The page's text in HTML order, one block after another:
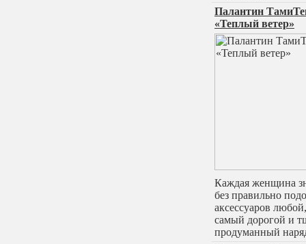
Палантин
«Теплый ветер»
Каждая женщина
без правильно
аксессуаров
самый дорогой и
продуманный